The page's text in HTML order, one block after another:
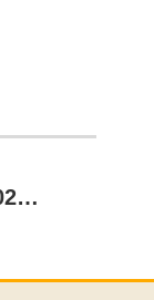
狗腳印幸福航空終於又要飛了 2024/12月幸福名單